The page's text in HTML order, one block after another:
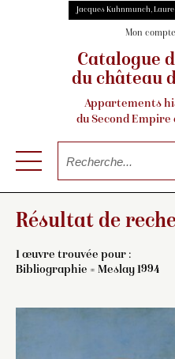
Jacques Kuhnmunch,
Mon compte
Catalogue
du château
Appartements
du Second
Résultat de
1 œuvre trouvée pour :
Bibliographie = Meslay 1994